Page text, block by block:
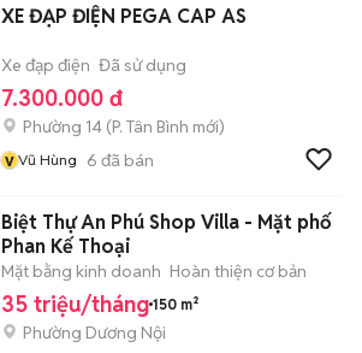
XE ĐẠP ĐIỆN PEGA CAP AS
Xe đạp điện Đã sử dụng
7.300.000 đ
Phường 14 (P. Tân Bình mới)
v Vũ Hùng 6 đã bán
Biệt Thự An Phú Shop Villa - Mặt phố
Phan Kế Thoại
Mặt bằng kinh doanh Hoàn thiện cơ bản
35 triệu/tháng 150 m²
Phường Dương Nội